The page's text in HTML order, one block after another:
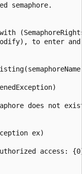
semaphore.
to enter
does not
ex)
access: